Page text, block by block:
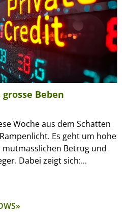
Beben
Woche aus dem Schatten
Es geht um hohe
mutmasslichen Betrug und
Dabei zeigt sich:...